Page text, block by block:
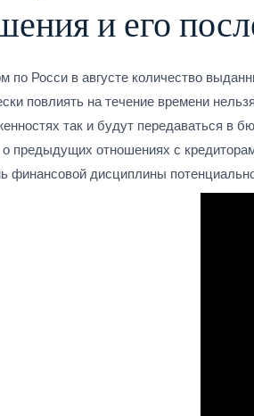
и его
по Росси в августе количество
повлиять на течение времени
так и будут передаваться в
о предыдущих отношениях с
финансовой дисциплины